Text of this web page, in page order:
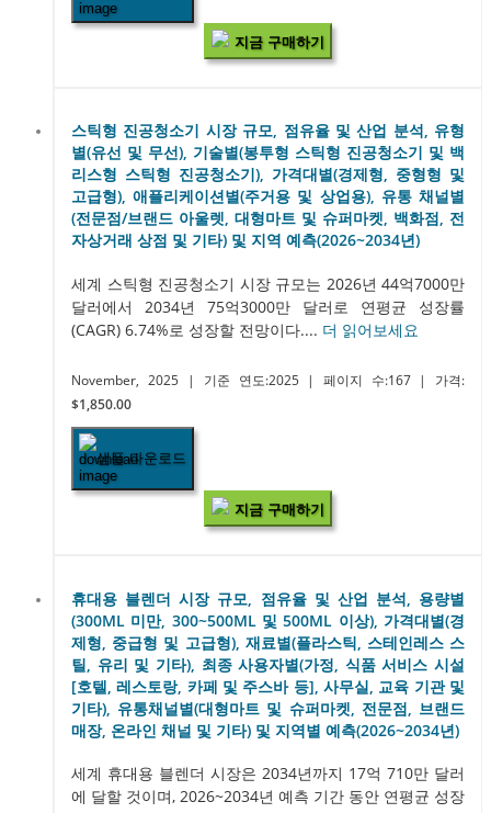
지금 구매하기
스틱형 진공청소기 시장 규모, 점유율 및 산업 분석, 유형
별(유선 및 무선), 기술별(봉투형 스틱형 진공청소기 및 백
리스형 스틱형 진공청소기), 가격대별(경제형, 중형형 및
고급형), 애플리케이션별(주거용 및 상업용), 유통 채널별
(전문점/브랜드 아울렛, 대형마트 및 슈퍼마켓, 백화점, 전
자상거래 상점 및 기타) 및 지역 예측(2026~2034년)
세계 스틱형 진공청소기 시장 규모는 2026년 44억7000만
달러에서 2034년 75억3000만 달러로 연평균 성장률
(CAGR) 6.74%로 성장할 전망이다.... 더 읽어보세요
November, 2025 | 기준 연도:2025 | 페이지 수:167
| 가격:
$1,850.00
샘플 다운로드
지금 구매하기
휴대용 블렌더 시장 규모, 점유율 및 산업 분석, 용량별
(300ML 미만, 300~500ML 및 500ML 이상), 가격대별(경
제형, 중급형 및 고급형), 재료별(플라스틱, 스테인레스 스
틸, 유리 및 기타), 최종 사용자별(가정, 식품 서비스 시설
[호텔, 레스토랑, 카페 및 주스바 등], 사무실, 교육 기관 및
기타), 유통채널별(대형마트 및 슈퍼마켓, 전문점, 브랜드
매장, 온라인 채널 및 기타) 및 지역별 예측(2026~2034년)
세계 휴대용 블렌더 시장은 2034년까지 17억 710만 달러
에 달할 것이며, 2026~2034년 예측 기간 동안 연평균 성장